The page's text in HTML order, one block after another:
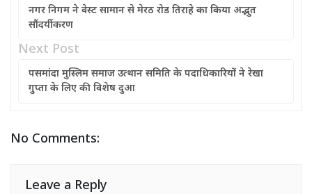
नगर निगम ने वेस्ट सामान से मेरठ रोड तिराहे का किया अद्भुत
सौंदर्यीकरण
Next Post
पसमांदा मुस्लिम समाज उत्थान समिति के पदाधिकारियों ने रेखा
गुप्ता के लिए की विशेष दुआ
No Comments:
Leave a Reply